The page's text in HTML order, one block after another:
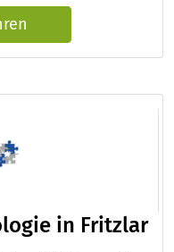
in Fritzlar